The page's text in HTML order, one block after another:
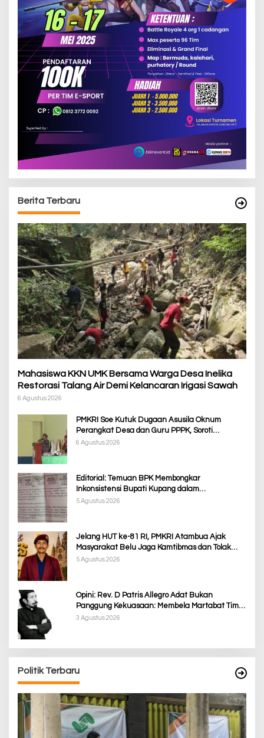
Berita Terbaru
Mahasiswa KKN UMK Bersama Warga Desa Inelika
Restorasi Talang Air Demi Kelancaran Irigasi Sawah
6 Agustus 2026
PMKRI Soe Kutuk Dugaan Asusila Oknum
Perangkat Desa dan Guru PPPK, Soroti
Ketimpangan Penanganan Pemkab TTS
6 Agustus 2026
Editorial: Temuan BPK Membongkar
Inkonsistensi Bupati Kupang dalam
Menjalankan Regulasi
5 Agustus 2026
Jelang HUT ke-81 RI, PMKRI Atambua Ajak
Masyarakat Belu Jaga Kamtibmas dan Tolak
Provokasi
5 Agustus 2026
Opini: Rev. D Patris Allegro Adat Bukan
Panggung Kekuasaan: Membela Martabat Timor
dari Politik Simbolik
3 Agustus 2026
Politik Terbaru